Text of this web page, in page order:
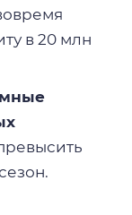
в 20 млн